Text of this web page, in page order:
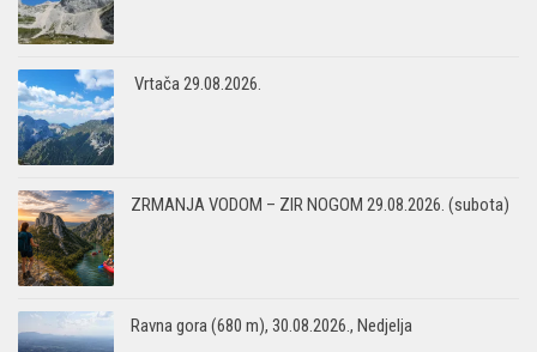
Vrtača 29.08.2026.
ZRMANJA VODOM – ZIR NOGOM 29.08.2026. (subota)
Ravna gora (680 m), 30.08.2026., Nedjelja